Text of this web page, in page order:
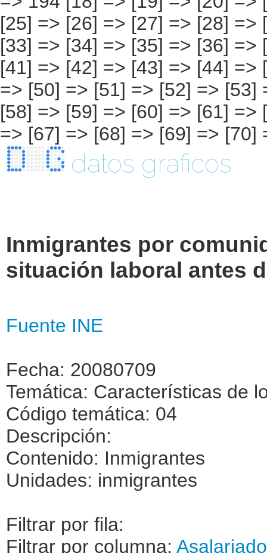
datos graficos
Inmigrantes por
situación laboral antes
Fuente INE
Fecha: 20080709
Temática: Características de
Código temática: 04
Descripción:
Contenido: Inmigrantes
Unidades: inmigrantes
Filtrar por fila:
Filtrar por columna: